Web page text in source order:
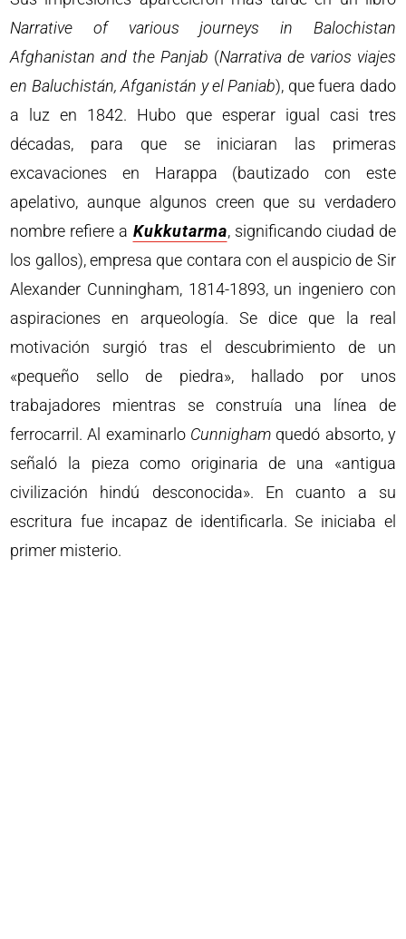
Narrative of various journeys in Balochistan
Afghanistan and the Panjab (Narrativa de varios viajes
en Baluchistán, Afganistán y el Paniab), que fuera dado
a luz en 1842. Hubo que esperar igual casi tres
décadas, para que se iniciaran las primeras
excavaciones en Harappa (bautizado con este
apelativo, aunque algunos creen que su verdadero
nombre refiere a Kukkutarma, significando ciudad de
los gallos), empresa que contara con el auspicio de Sir
Alexander Cunningham, 1814-1893, un ingeniero con
aspiraciones en arqueología. Se dice que la real
motivación surgió tras el descubrimiento de un
«pequeño sello de piedra», hallado por unos
trabajadores mientras se construía una línea de
ferrocarril. Al examinarlo Cunnigham quedó absorto, y
señaló la pieza como originaria de una «antigua
civilización hindú desconocida». En cuanto a su
escritura fue incapaz de identificarla. Se iniciaba el
primer misterio.